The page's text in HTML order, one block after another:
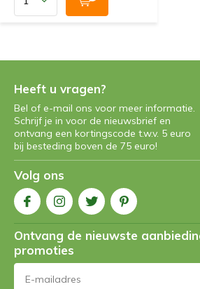
Heeft u vragen?
Bel of e-mail ons voor meer informatie.
Schrijf je in voor de nieuwsbrief en
ontvang een kortingscode t.w.v. 5 euro
bij besteding boven de 75 euro!
Volg ons
Ontvang de nieuwste
promoties